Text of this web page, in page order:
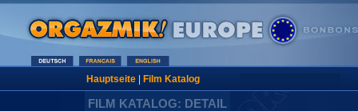
Hauptseite| Film Katalog
FILM KATALOG: DETAIL